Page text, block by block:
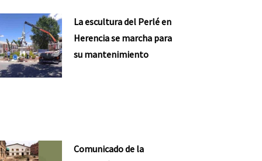
La escultura del Perlé en
Herencia se marcha para
su mantenimiento
Comunicado de la